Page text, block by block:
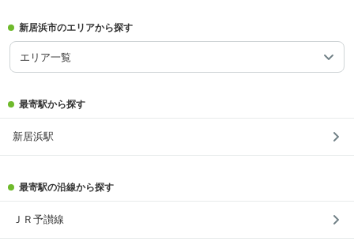
新居浜市のエリアから探す
エリア一覧
最寄駅から探す
新居浜駅
最寄駅の沿線から探す
ＪＲ予讃線